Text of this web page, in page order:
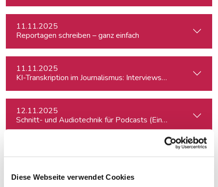
Diese Webseite verwendet Cookies
11.11.2025
Reportagen schreiben – ganz einfach
11.11.2025
KI-Transkription im Journalismus: Interviews &
12.11.2025
Schnitt- und Audiotechnik für Podcasts (Einsteiger:innen)